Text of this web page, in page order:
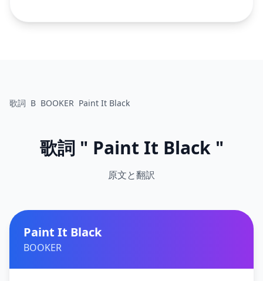
歌詞 B BOOKER Paint It Black
歌詞 " Paint It Black "
原文と翻訳
Paint It Black
BOOKER